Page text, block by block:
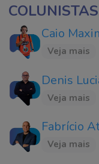
COLUNISTAS
Caio
Veja mais
Denis
Veja mais
Fabrício
Veja mais